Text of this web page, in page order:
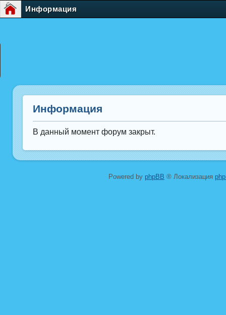
Информация
Информация
В данный момент форум закрыт.
Powered by phpBB ® Локализация